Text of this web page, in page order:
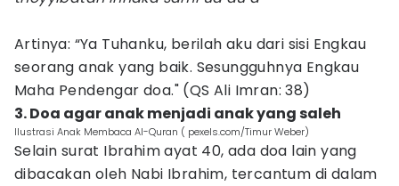
Artinya: “Ya Tuhanku, berilah aku dari sisi Engkau
seorang anak yang baik. Sesungguhnya Engkau
Maha Pendengar doa." (QS Ali Imran: 38)
3. Doa agar anak menjadi anak yang saleh
Ilustrasi Anak Membaca Al-Quran ( pexels.com/Timur Weber)
Selain surat Ibrahim ayat 40, ada doa lain yang
dibacakan oleh Nabi Ibrahim, tercantum di dalam